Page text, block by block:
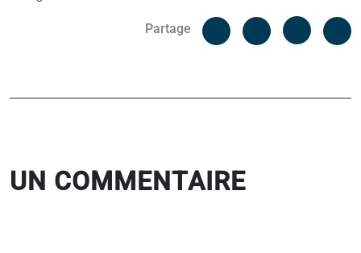
Partage
Facebook
UN COMMENTAIRE